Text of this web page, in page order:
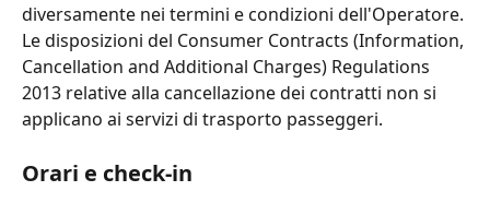
diversamente nei termini e condizioni dell'Operatore.
Le disposizioni del Consumer Contracts (Information,
Cancellation and Additional Charges) Regulations
2013 relative alla cancellazione dei contratti non si
applicano ai servizi di trasporto passeggeri.
Orari e check-in